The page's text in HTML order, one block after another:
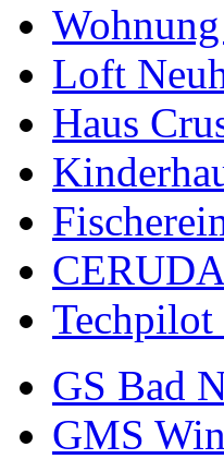
Loft
Haus
CERUDA
Techpilot
GS Bad
GMS